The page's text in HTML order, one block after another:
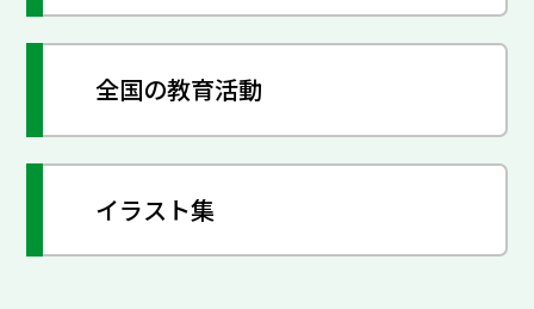
全国の教育活動
イラスト集